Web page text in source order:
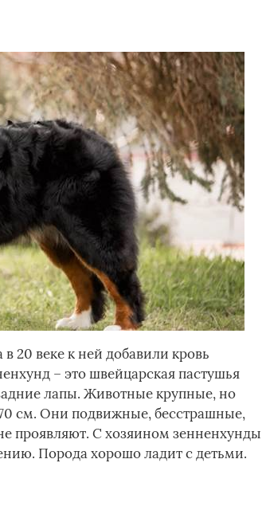
20 веке к ней добавили кровь
– это швейцарская пастушья
лапы. Животные крупные, но
см. Они подвижные, бесстрашные,
проявляют. С хозяином зенненхунды
Порода хорошо ладит с детьми.